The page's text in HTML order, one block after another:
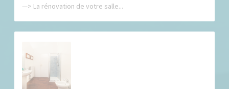
—> La rénovation de votre salle...